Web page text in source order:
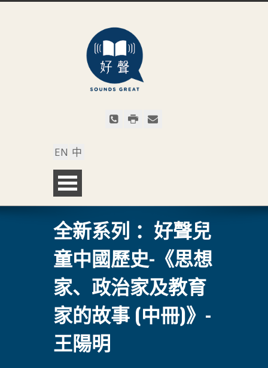
EN 中
全新系列 ：好聲兒
童中國歷史-《思想
家、政治家及教育
家的故事 (中冊)》-
王陽明